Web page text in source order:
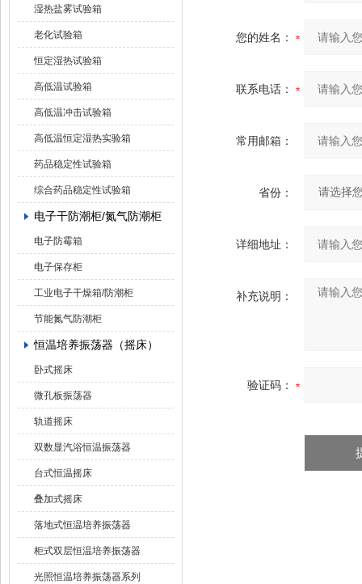
湿热盐雾试验箱
老化试验箱
恒定湿热试验箱
高低温试验箱
高低温冲击试验箱
高低温恒定湿热实验箱
药品稳定性试验箱
综合药品稳定性试验箱
电子干防潮柜/氮气防潮柜
电子防霉箱
电子保存柜
工业电子干燥箱/防潮柜
节能氮气防潮柜
恒温培养振荡器（摇床）
卧式摇床
微孔板振荡器
轨道摇床
双数显汽浴恒温振荡器
台式恒温摇床
叠加式摇床
落地式恒温培养振荡器
柜式双层恒温培养振荡器
光照恒温培养振荡器系列
您的姓名：
联系电话：
常用邮箱：
省份：
详细地址：
补充说明：
验证码：